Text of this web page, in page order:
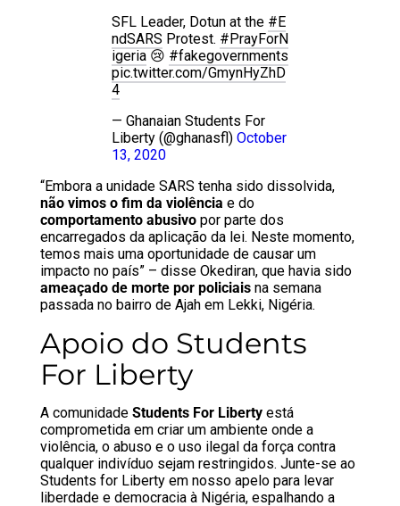
SFL Leader, Dotun at the #E
ndSARS Protest. #PrayForN
igeria😢 #fakegovernments
pic.twitter.com/GmynHyZhD
4
— Ghanaian Students For
Liberty (@ghanasfl) October
13, 2020
“Embora a unidade SARS tenha sido dissolvida,
não vimos o fim da violência e do
comportamento abusivopor parte dos
encarregados da aplicação da lei. Neste momento,
temos mais uma oportunidade de causar um
impacto no país” – disse Okediran, que havia sido
ameaçado de morte por policiaisna semana
passada no bairro de Ajah em Lekki, Nigéria.
Apoio do Students
For Liberty
A comunidade Students For Libertyestá
comprometida em criar um ambiente onde a
violência, o abuso e o uso ilegal da força contra
qualquer indivíduo sejam restringidos. Junte-se ao
Students for Liberty em nosso apelo para levar
liberdade e democracia à Nigéria, espalhando a